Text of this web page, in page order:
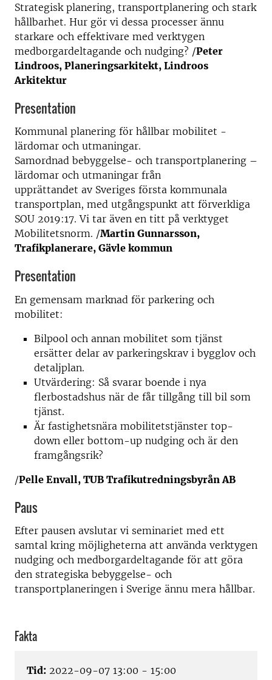
Strategisk planering, transportplanering och stark
hållbarhet. Hur gör vi dessa processer ännu
starkare och effektivare med verktygen
medborgardeltagande och nudging? /Peter
Lindroos, Planeringsarkitekt, Lindroos
Arkitektur
Presentation
Kommunal planering för hållbar mobilitet -
lärdomar och utmaningar.
Samordnad bebyggelse- och transportplanering –
lärdomar och utmaningar från
upprättandet av Sveriges första kommunala
transportplan, med utgångspunkt att förverkliga
SOU 2019:17. Vi tar även en titt på verktyget
Mobilitetsnorm. /Martin Gunnarsson,
Trafikplanerare, Gävle kommun
Presentation
En gemensam marknad för parkering och
mobilitet:
Bilpool och annan mobilitet som tjänst
ersätter delar av parkeringskrav i bygglov och
detaljplan.
Utvärdering: Så svarar boende i nya
flerbostadshus när de får tillgång till bil som
tjänst.
Är fastighetsnära mobilitetstjänster top-
down eller bottom-up nudging och är den
framgångsrik?
/Pelle Envall, TUB Trafikutredningsbyrån AB
Paus
Efter pausen avslutar vi seminariet med ett
samtal kring möjligheterna att använda verktygen
nudging och medborgardeltagande för att göra
den strategiska bebyggelse- och
transportplaneringen i Sverige ännu mera hållbar.
Fakta
Tid: 2022-09-07 13:00 - 15:00